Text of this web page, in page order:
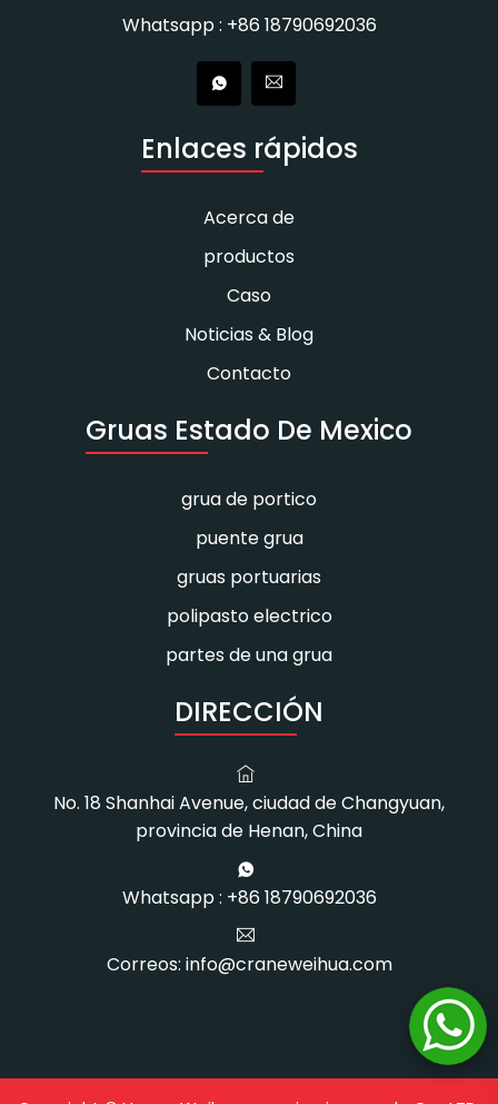
Whatsapp : +86 18790692036
Enlaces rápidos
Acerca de
productos
Caso
Noticias & Blog
Contacto
Gruas Estado De Mexico
grua de portico
puente grua
gruas portuarias
polipasto electrico
partes de una grua
DIRECCIÓN
No. 18 Shanhai Avenue, ciudad de Changyuan,
provincia de Henan, China
Whatsapp : +86 18790692036
Correos: info@craneweihua.com